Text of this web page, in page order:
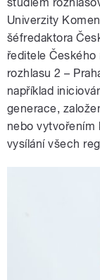
Univerzity
šéfredaktora
ředitele
rozhlasu 2 –
například
generace,
nebo vytvořením
vysílání všech